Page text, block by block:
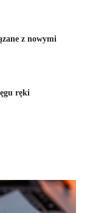
z nowymi
ręki